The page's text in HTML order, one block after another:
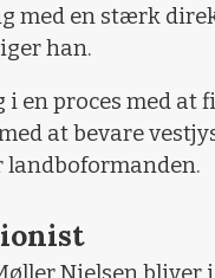
med en stærk
han.
en proces med at
at bevare